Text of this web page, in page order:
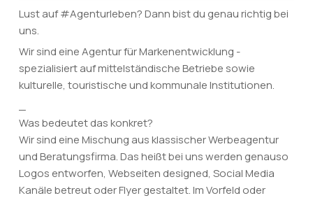
Lust auf #Agenturleben? Dann bist du genau richtig bei
uns.
Wir sind eine Agentur für Markenentwicklung -
spezialisiert auf mittelständische Betriebe sowie
kulturelle, touristische und kommunale Institutionen.
Was bedeutet das konkret?
Wir sind eine Mischung aus klassischer Werbeagentur
und Beratungsfirma. Das heißt bei uns werden genauso
Logos entworfen, Webseiten designed, Social Media
Kanäle betreut oder Flyer gestaltet. Im Vorfeld oder